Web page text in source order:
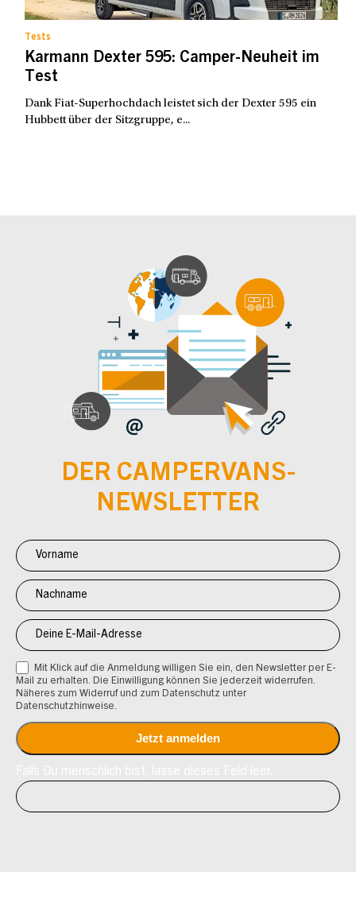
Tests
Karmann Dexter 595: Camper-Neuheit im
Test
Dank Fiat-Superhochdach leistet sich der Dexter 595 ein
Hubbett über der Sitzgruppe, e...
DER CAMPERVANS-
NEWSLETTER
Newsletter
Anmeldung
CV
Mit Klick auf die Anmeldung willigen Sie ein, den Newsletter per E-
Mail zu erhalten. Die Einwilligung können Sie jederzeit widerrufen.
Näheres zum Widerruf und zum Datenschutz unter
Datenschutzhinweise.